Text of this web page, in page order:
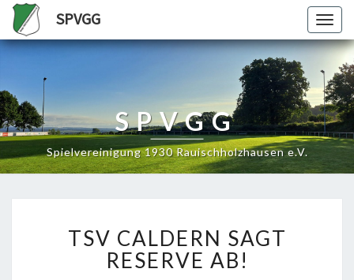
SPVGG
SPVGG
Spielvereinigung 1930 Rauischholzhausen e.V.
CALDERN
SAGT
RESERVE
TSV CALDERN SAGT
RESERVE AB!